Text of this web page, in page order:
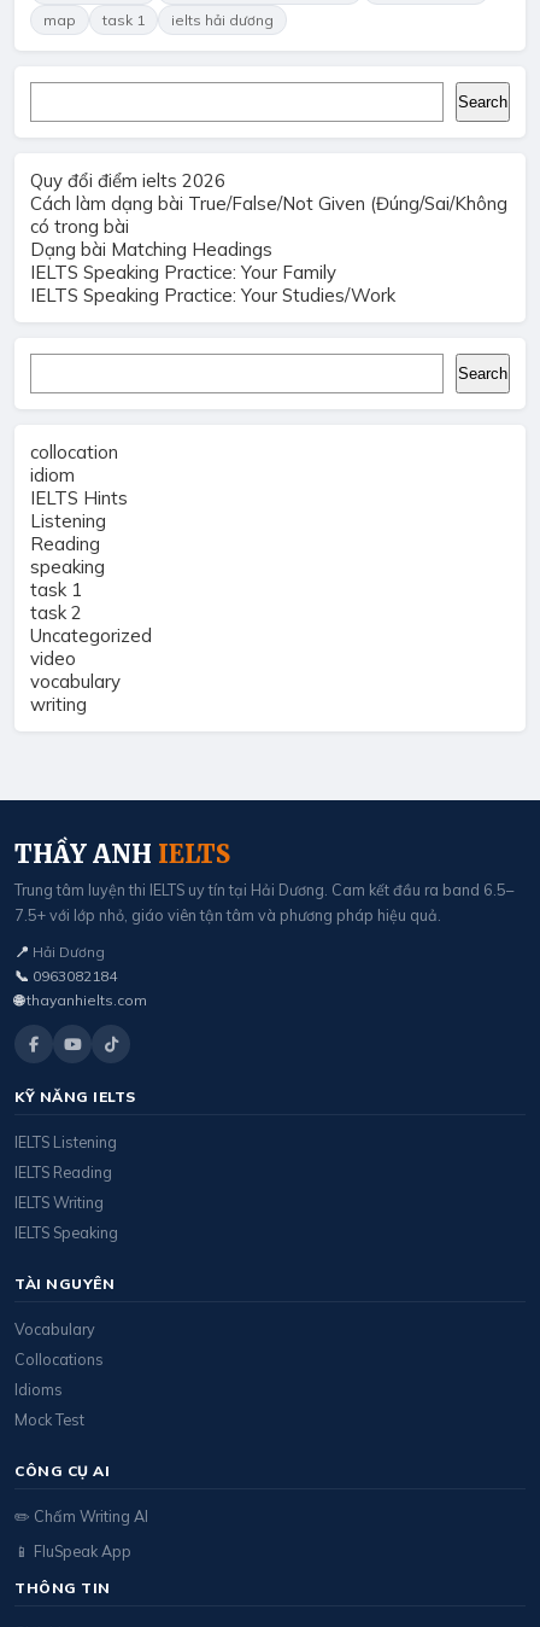
map
task 1 ielts hải dương
Search
Quy đổi điểm ielts 2026
Cách làm dạng bài True/False/Not Given (Đúng/Sai/Không
có trong bài
Dạng bài Matching Headings
IELTS Speaking Practice: Your Family
IELTS Speaking Practice: Your Studies/Work
Search
collocation
idiom
IELTS Hints
Listening
Reading
speaking
task 1
task 2
Uncategorized
video
vocabulary
writing
THẦY ANH IELTS
Trung tâm luyện thi IELTS uy tín tại Hải Dương. Cam kết đầu ra band 6.5–
7.5+ với lớp nhỏ, giáo viên tận tâm và phương pháp hiệu quả.
📍 Hải Dương
📞 0963082184
🌐 thayanhielts.com
KỸ NĂNG IELTS
IELTS Listening
IELTS Reading
IELTS Writing
IELTS Speaking
TÀI NGUYÊN
Vocabulary
Collocations
Idioms
Mock Test
CÔNG CỤ AI
✏️ Chấm Writing AI
📱 FluSpeak App
THÔNG TIN